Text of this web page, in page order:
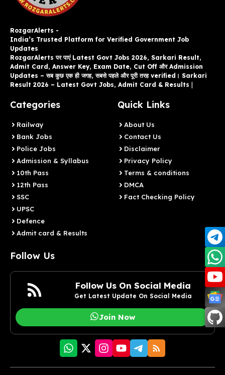
RozgarAlerts -
India’s Trusted Platform for Verified Government Job
Updates
RozgarAlerts पर पाएं Latest Govt Jobs 2026, Sarkari Result,
Admit Card, Answer Key, Exam Date, Cut Off और Admission
Updates – सब कुछ एक ही जगह, सबसे पहले और पूरी तरह verified। Sarkari
Result 2026 – Latest Govt Jobs, Admit Card & Results
Categories
Railway
Bank Jobs
Police Jobs
Admission & Syllabus
10th Pass
12th Pass
SSC
UPSC
Defence
Admit card & Results
Quick Links
About Us
Contact Us
Disclaimer
Privacy Policy
Terms & conditions
DMCA
Fact Checking Policy
Follow Us
Follow Us On Social Media
Get Latest Update On Social Media
Join Now